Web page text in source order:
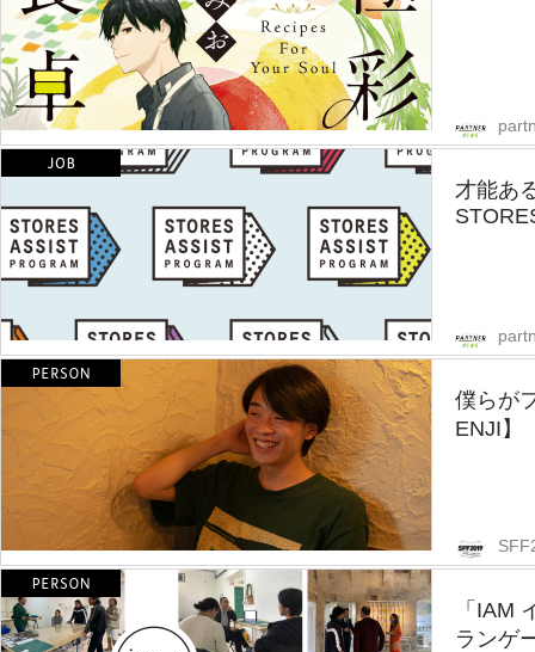
才能あ
僕らが
ENJI】
「IAM
ランゲ